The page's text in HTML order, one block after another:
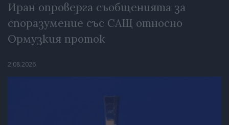
Иран опроверга съобщенията за
споразумение със САЩ относно
Ормузкия проток
2.08.2026